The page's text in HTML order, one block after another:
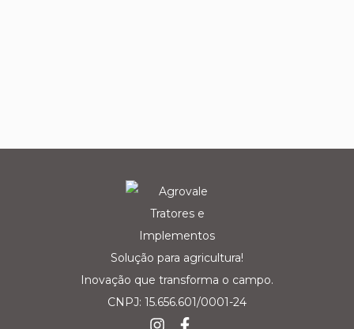
Solução para agricultura!
Inovação que transforma o campo.
CNPJ: 15.656.601/0001-24